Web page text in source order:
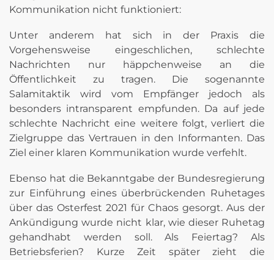
Kommunikation nicht funktioniert:
Unter anderem hat sich in der Praxis die
Vorgehensweise eingeschlichen, schlechte
Nachrichten nur häppchenweise an die
Öffentlichkeit zu tragen. Die sogenannte
Salamitaktik wird vom Empfänger jedoch als
besonders intransparent empfunden. Da auf jede
schlechte Nachricht eine weitere folgt, verliert die
Zielgruppe das Vertrauen in den Informanten. Das
Ziel einer klaren Kommunikation wurde verfehlt.
Ebenso hat die Bekanntgabe der Bundesregierung
zur Einführung eines überbrückenden Ruhetages
über das Osterfest 2021 für Chaos gesorgt. Aus der
Ankündigung wurde nicht klar, wie dieser Ruhetag
gehandhabt werden soll. Als Feiertag? Als
Betriebsferien? Kurze Zeit später zieht die